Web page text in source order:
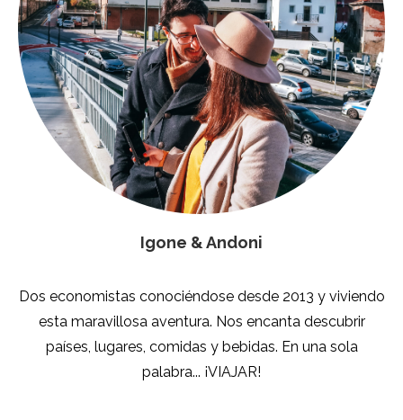
Igone & Andoni
Dos economistas conociéndose desde 2013 y viviendo
esta maravillosa aventura. Nos encanta descubrir
países, lugares, comidas y bebidas. En una sola
palabra... ¡VIAJAR!